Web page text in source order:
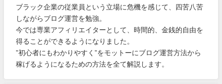
ブラック企業の従業員という立場に危機を感じて、四苦八苦
しながらブログ運営を勉強。
今では専業アフィリエイターとして、時間的、金銭的自由を
得ることができるようになりました。
”初心者にもわかりやすく”をモットーにブログ運営方法から
稼げるようになるための方法を全て解説します。